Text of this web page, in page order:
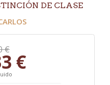
DE CLASE
€
€